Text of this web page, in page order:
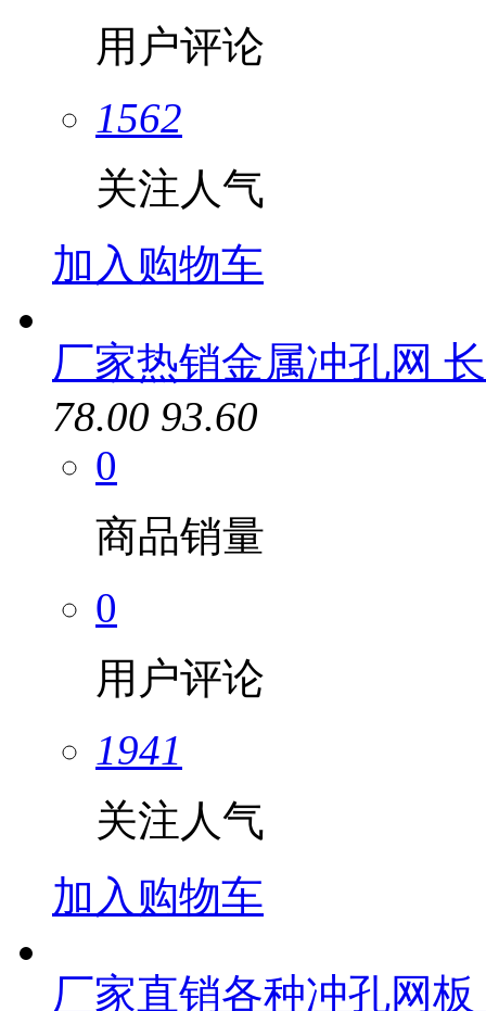
用户评论
1562
关注人气
加入购物车
厂家热销金属冲孔网
78.00 93.60
0
商品销量
0
用户评论
1941
关注人气
加入购物车
厂家直销各种冲孔网